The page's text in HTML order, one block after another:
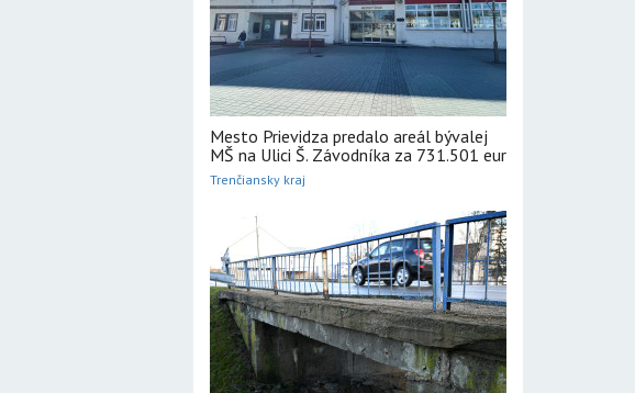
Mesto Prievidza predalo areál bývalej
MŠ na Ulici Š. Závodníka za 731.501 eur
Trenčiansky kraj